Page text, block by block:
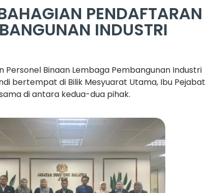
PENDAFTARAN
INDUSTRI
Personel Binaan Lembaga Pembangunan Industri
bertempat di Bilik Mesyuarat Utama, Ibu Pejabat
di antara kedua-dua pihak.